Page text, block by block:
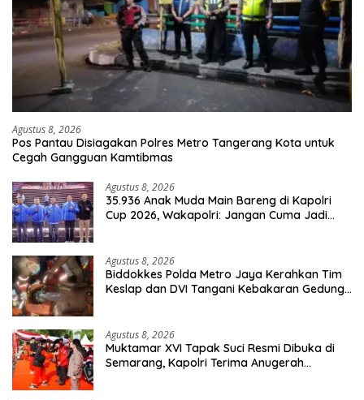
Agustus 8, 2026
Pos Pantau Disiagakan Polres Metro Tangerang Kota untuk
Cegah Gangguan Kamtibmas
Agustus 8, 2026
35.936 Anak Muda Main Bareng di Kapolri
Cup 2026, Wakapolri: Jangan Cuma Jadi
Agustus 8, 2026
Biddokkes Polda Metro Jaya Kerahkan Tim
Keslap dan DVI Tangani Kebakaran Gedung
Agustus 8, 2026
Muktamar XVI Tapak Suci Resmi Dibuka di
Semarang, Kapolri Terima Anugerah